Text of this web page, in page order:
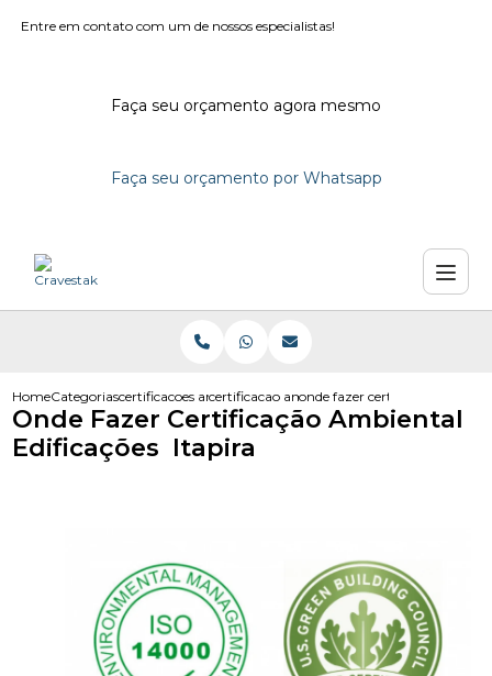
Entre em contato com um de nossos especialistas!
Faça seu orçamento agora mesmo
Faça seu orçamento por Whatsapp
HomeCategoriascertificacoes ambientaiscertificacao ambiental em campinas
onde fazer certificacao
Onde Fazer Certificação Ambiental
Edificações Itapira